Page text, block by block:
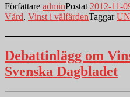
Författare adminPostat 2012-11-
Vård, Vinst i välfärdenTaggar
Debattinlägg om
Svenska Dagbladet